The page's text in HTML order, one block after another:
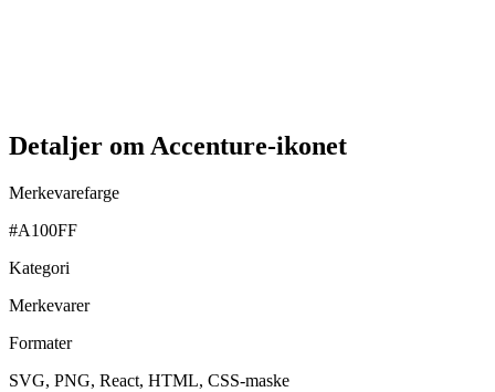
Detaljer om Accenture-ikonet
Merkevarefarge
#A100FF
Kategori
Merkevarer
Formater
SVG, PNG, React, HTML, CSS-maske